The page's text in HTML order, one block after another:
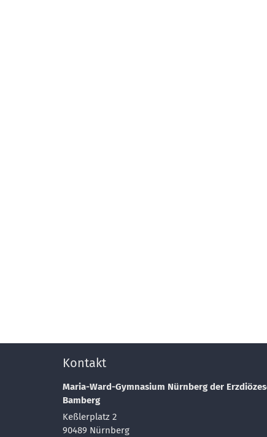
Kontakt
Maria-Ward-Gymnasium Nürnberg der
Bamberg
Keßlerplatz 2
90489 Nürnberg